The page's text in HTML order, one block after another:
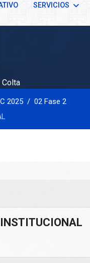
SERVICIOS
2025
02 Fase 2